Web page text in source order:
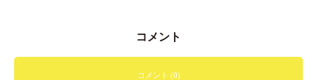
コメント
コメント (0)